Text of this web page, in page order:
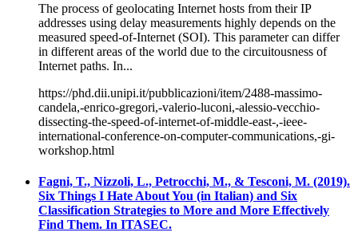
The process of geolocating Internet hosts from their IP
addresses using delay measurements highly depends on the
measured speed-of-Internet (SOI). This parameter can differ
in different areas of the world due to the circuitousness of
Internet paths. In...
https://phd.dii.unipi.it/pubblicazioni/item/2488-massimo-
candela,-enrico-gregori,-valerio-luconi,-alessio-vecchio-
dissecting-the-speed-of-internet-of-middle-east-,-ieee-
international-conference-on-computer-communications,-gi-
workshop.html
Fagni, T., Nizzoli, L., Petrocchi, M., & Tesconi, M. (2019).
Six Things I Hate About You (in Italian) and Six
Classification Strategies to More and More Effectively
Find Them. In ITASEC.